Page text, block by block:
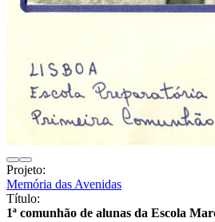
Projeto:
Memória das Avenidas
Título:
1ª comunhão de alunas da Escola